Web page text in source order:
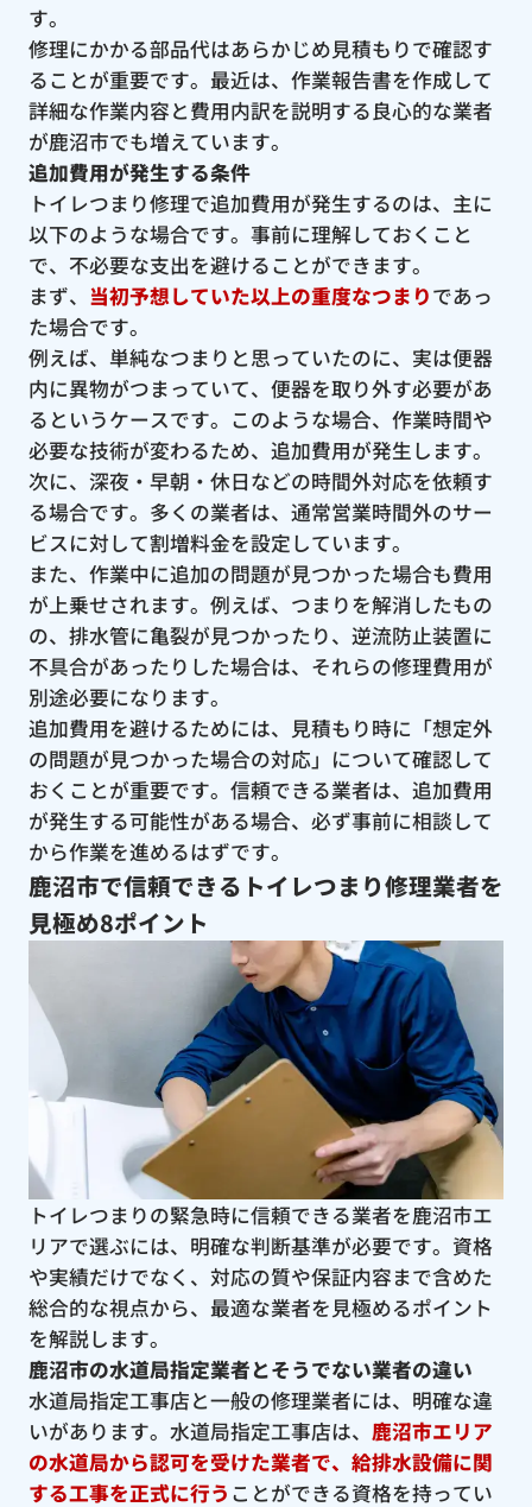
す。
修理にかかる部品代はあらかじめ見積もりで確認す
ることが重要です。最近は、作業報告書を作成して
詳細な作業内容と費用内訳を説明する良心的な業者
が鹿沼市でも増えています。
追加費用が発生する条件
トイレつまり修理で追加費用が発生するのは、主に
以下のような場合です。事前に理解しておくこと
で、不必要な支出を避けることができます。
まず、 当初予想していた以上の重度なつまりであっ
た場合です。
例えば、単純なつまりと思っていたのに、実は便器
内に異物がつまっていて、便器を取り外す必要があ
るというケースです。このような場合、作業時間や
必要な技術が変わるため、追加費用が発生します。
次に、深夜・早朝・休日などの時間外対応を依頼す
る場合です。多くの業者は、通常営業時間外のサー
ビスに対して割増料金を設定しています。
また、作業中に追加の問題が見つかった場合も費用
が上乗せされます。例えば、つまりを解消したもの
の、排水管に亀裂が見つかったり、逆流防止装置に
不具合があったりした場合は、それらの修理費用が
別途必要になります。
追加費用を避けるためには、見積もり時に「想定外
の問題が見つかった場合の対応」について確認して
おくことが重要です。信頼できる業者は、追加費用
が発生する可能性がある場合、必ず事前に相談して
から作業を進めるはずです。
鹿沼市で信頼できるトイレつまり修理業者を
見極め8ポイント
トイレつまりの緊急時に信頼できる業者を鹿沼市エ
リアで選ぶには、明確な判断基準が必要です。資格
や実績だけでなく、対応の質や保証内容まで含めた
総合的な視点から、最適な業者を見極めるポイント
を解説します。
鹿沼市の水道局指定業者とそうでない業者の違い
水道局指定工事店と一般の修理業者には、明確な違
いがあります。水道局指定工事店は、 鹿沼市エリア
の水道局から認可を受けた業者で、給排水設備に関
する工事を正式に行う ことができる資格を持ってい